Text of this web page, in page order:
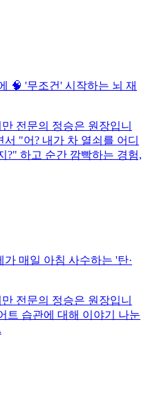
🧠 '무조건' 시작하는 뇌 재
전문의 정승은 원장입니
"어? 내가 차 열쇠를 어디
?" 하고 순간 깜빡하는 경험,
매일 아침 사수하는 '탄·
전문의 정승은 원장입니
트 습관에 대해 이야기 나눈